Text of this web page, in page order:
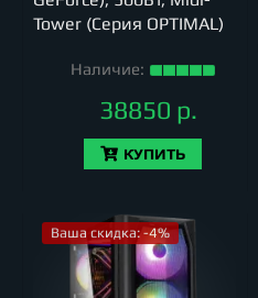
Tower (Серия OPTIMAL)
Наличие:
38850 р.
КУПИТЬ
Ваша скидка: -4%